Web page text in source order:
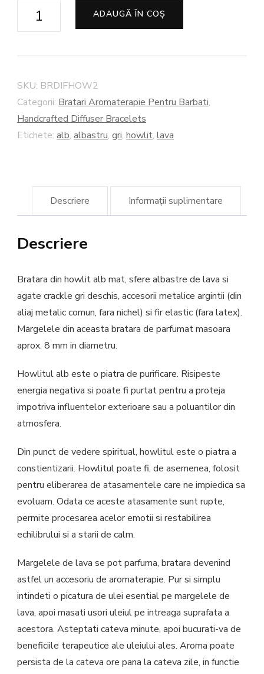
Cantitate
"Dorian"
ADAUGĂ ÎN COȘ
SKU: BRDIFHOW2
Categorii: Bratari Aromaterapie Pentru Barbati,
Handcrafted Diffuser Bracelets
Etichete: alb, albastru, gri, howlit, lava
Descriere Informații suplimentare
Descriere
Bratara din howlit alb mat, sfere albastre de lava si
agate crackle gri deschis, accesorii metalice argintii (din
aliaj metalic comun, fara nichel) si fir elastic (fara latex).
Margelele din aceasta bratara de parfumat masoara
aprox. 8 mm in diametru.
Howlitul alb este o piatra de purificare. Risipeste
energia negativa si poate fi purtat pentru a proteja
impotriva influentelor exterioare sau a poluantilor din
atmosfera.
Din punct de vedere spiritual, howlitul este o piatra a
constientizarii. Howlitul poate fi, de asemenea, folosit
pentru eliberarea de atasamentele care ne impiedica sa
evoluam. Odata ce aceste atasamente sunt rupte,
permite procesarea acelor emotii si restabilirea
echilibrului si a starii de calm.
Margelele de lava se pot parfuma, bratara devenind
astfel un accesoriu de aromaterapie. Pur si simplu
intindeti o picatura de ulei esential pe margelele de
lava, apoi masati usori uleiul pe intreaga suprafata a
acestora. Asteptati cateva minute, apoi bucurati-va de
beneficiile terapeutice ale uleiului ales. Aroma poate
persista de la cateva ore pana la cateva zile, in functie